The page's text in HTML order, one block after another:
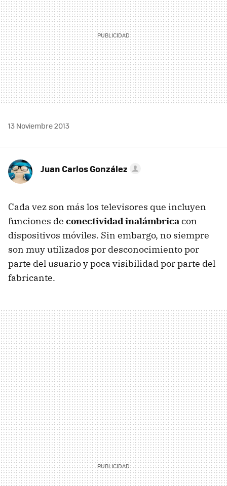
13 Noviembre 2013
Juan Carlos González
Cada vez son más los televisores que incluyen
funciones de conectividad inalámbricacon
dispositivos móviles. Sin embargo, no siempre
son muy utilizados por desconocimiento por
parte del usuario y poca visibilidad por parte del
fabricante.